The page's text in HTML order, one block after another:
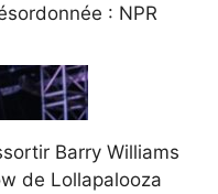
: NPR
Barry Williams
de Lollapalooza